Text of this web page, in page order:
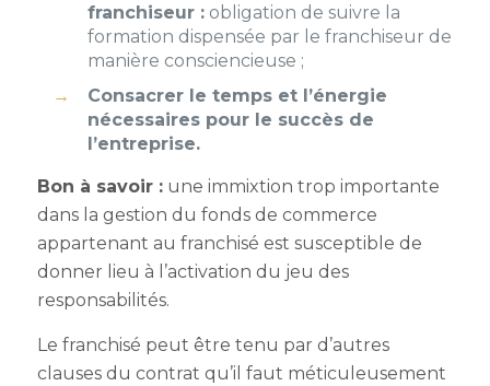
franchiseur :obligation de suivre la
formation dispensée par le franchiseur de
manière consciencieuse ;
Consacrer le temps et l’énergie
nécessaires pour le succès de
l’entreprise.
Bon à savoir :une immixtion trop importante
dans la gestion du fonds de commerce
appartenant au franchisé est susceptible de
donner lieu à l’activation du jeu des
responsabilités.
Le franchisé peut être tenu par d’autres
clauses du contrat qu’il faut méticuleusement